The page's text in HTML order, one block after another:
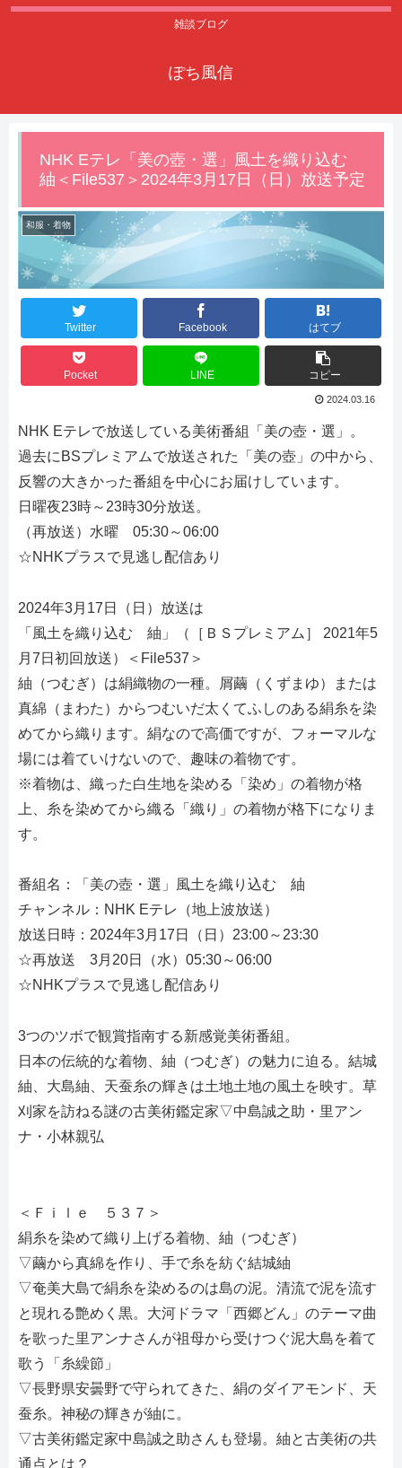
雑談ブログ
ぽち風信
NHK Eテレ「美の壺・選」風土を織り込む
紬＜File537＞2024年3月17日（日）放送予定
和服・着物
Twitter Facebook はてブ
Pocket LINE コピー
2024.03.16
NHK Eテレで放送している美術番組「美の壺・選」。
過去にBSプレミアムで放送された「美の壺」の中から、
反響の大きかった番組を中心にお届けしています。
日曜夜23時～23時30分放送。
（再放送）水曜 05:30～06:00
☆NHKプラスで見逃し配信あり
2024年3月17日（日）放送は
「風土を織り込む 紬」（［ＢＳプレミアム］ 2021年5
月7日初回放送）＜File537＞
紬（つむぎ）は絹織物の一種。屑繭（くずまゆ）または
真綿（まわた）からつむいだ太くてふしのある絹糸を染
めてから織ります。絹なので高価ですが、フォーマルな
場には着ていけないので、趣味の着物です。
※着物は、織った白生地を染める「染め」の着物が格
上、糸を染めてから織る「織り」の着物が格下になりま
す。
番組名：「美の壺・選」風土を織り込む 紬
チャンネル：NHK Eテレ（地上波放送）
放送日時：2024年3月17日（日）23:00～23:30
☆再放送 3月20日（水）05:30～06:00
☆NHKプラスで見逃し配信あり
3つのツボで観賞指南する新感覚美術番組。
日本の伝統的な着物、紬（つむぎ）の魅力に迫る。結城
紬、大島紬、天蚕糸の輝きは土地土地の風土を映す。草
刈家を訪ねる謎の古美術鑑定家▽中島誠之助・里アン
ナ・小林親弘
＜Ｆｉｌｅ ５３７＞
絹糸を染めて織り上げる着物、紬（つむぎ）
▽繭から真綿を作り、手で糸を紡ぐ結城紬
▽奄美大島で絹糸を染めるのは島の泥。清流で泥を流す
と現れる艶めく黒。大河ドラマ「西郷どん」のテーマ曲
を歌った里アンナさんが祖母から受けつぐ泥大島を着て
歌う「糸繰節」
▽長野県安曇野で守られてきた、絹のダイアモンド、天
蚕糸。神秘の輝きが紬に。
▽古美術鑑定家中島誠之助さんも登場。紬と古美術の共
通点とは？